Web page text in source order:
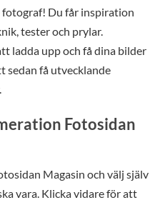
fotograf! Du får inspiration
tester och prylar.
ladda upp och få dina bilder
sedan få utvecklande
Fotosidan
Magasin och välj själv
vara. Klicka vidare för att